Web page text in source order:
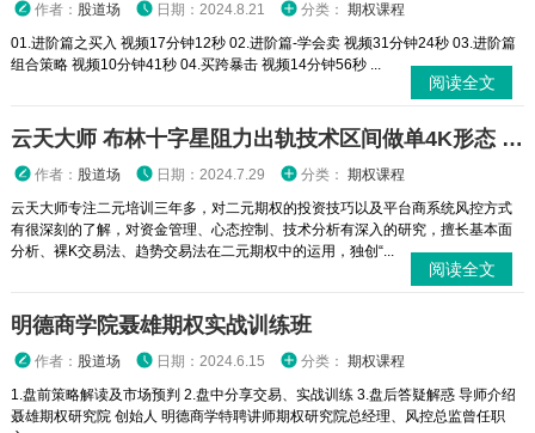
作者： 股道场 日期：2024.8.21 分类： 期权课程
01.进阶篇之买入 视频17分钟12秒 02.进阶篇-学会卖 视频31分钟24秒 03.进阶篇
组合策略 视频10分钟41秒 04.买跨暴击 视频14分钟56秒 ...
阅读全文
云天大师 布林十字星阻力出轨技术区间做单4K形态 二元期权外汇实战培训视频课程
作者： 股道场 日期：2024.7.29 分类： 期权课程
云天大师专注二元培训三年多，对二元期权的投资技巧以及平台商系统风控方式
有很深刻的了解，对资金管理、心态控制、技术分析有深入的研究，擅长基本面
分析、裸K交易法、趋势交易法在二元期权中的运用，独创“...
阅读全文
明德商学院聂雄期权实战训练班
作者： 股道场 日期：2024.6.15 分类： 期权课程
1.盘前策略解读及市场预判 2.盘中分享交易、实战训练 3.盘后答疑解惑 导师介绍
聂雄期权研究院 创始人 明德商学特聘讲师期权研究院总经理、风控总监曾任职